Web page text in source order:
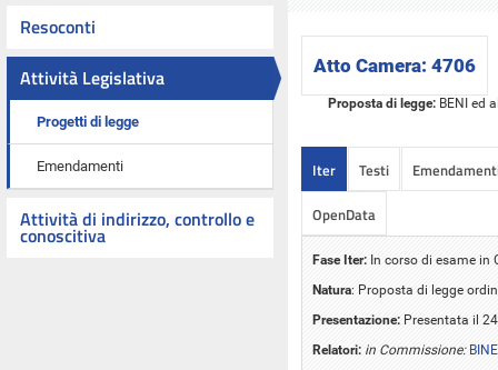
Resoconti
Attività Legislativa
Progetti di legge
Emendamenti
Attività di indirizzo, controllo e
conoscitiva
Atto Camera: 4706
Proposta di legge:BENI ed
Iter Testi
OpenData
Fase Iter: In corso di esame in
Natura: Proposta di legge
Presentazione: Presentata il
Relatori: in Commissione: